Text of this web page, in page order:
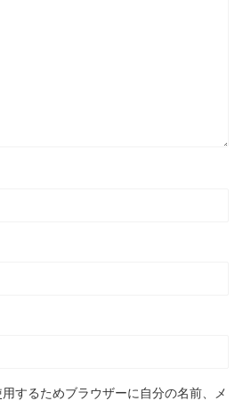
するためブラウザーに自分の名前、メ